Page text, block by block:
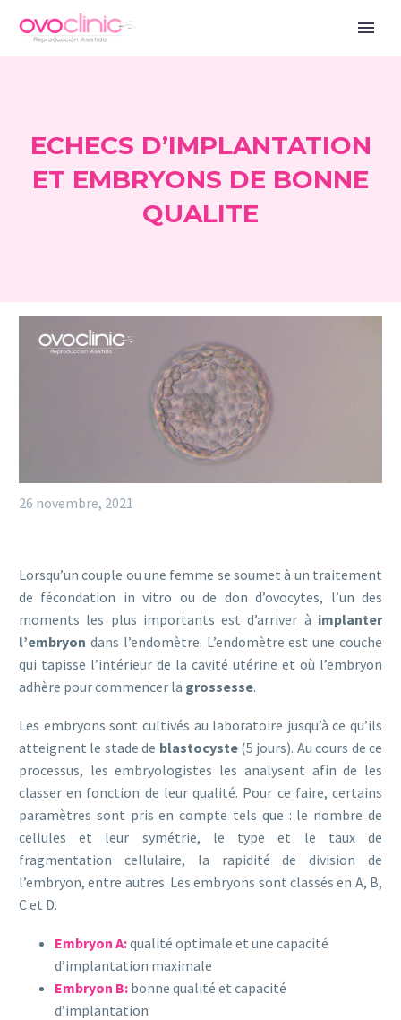
ECHECS D’IMPLANTATION
ET EMBRYONS DE BONNE
QUALITE
26 novembre, 2021
Lorsqu’un couple ou une femme se soumet à un traitement
de fécondation in vitro ou de don d’ovocytes, l’un des
moments les plus importants est d’arriver à implanter
l’embryon dans l’endomètre. L’endomètre est une couche
qui tapisse l’intérieur de la cavité utérine et où l’embryon
adhère pour commencer la grossesse.
Les embryons sont cultivés au laboratoire jusqu’à ce qu’ils
atteignent le stade de blastocyste(5 jours). Au cours de ce
processus, les embryologistes les analysent afin de les
classer en fonction de leur qualité. Pour ce faire, certains
paramètres sont pris en compte tels que : le nombre de
cellules et leur symétrie, le type et le taux de
fragmentation cellulaire, la rapidité de division de
l’embryon, entre autres. Les embryons sont classés en A, B,
C et D.
Embryon A:qualité optimale et une capacité
d’implantation maximale
Embryon B: bonne qualité et capacité
d’implantation